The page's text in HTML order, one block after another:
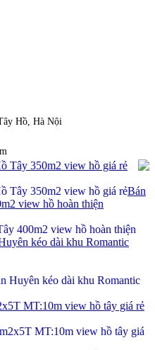
Hồ, Hà Nội
Tây 350m2 view hồ giá rẻ
Bán
view hồ hoàn thiện
kéo dài khu Romantic
MT:10m view hồ tây giá rẻ